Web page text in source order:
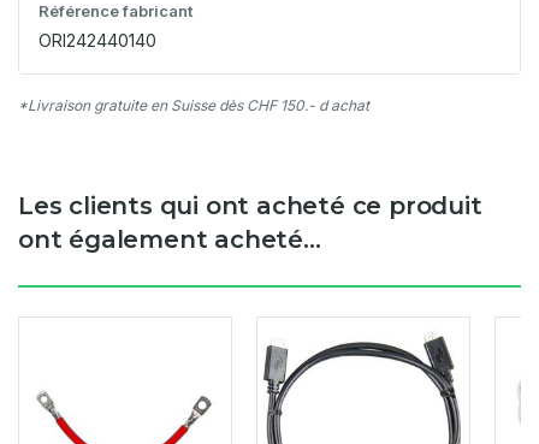
Référence fabricant
ORI242440140
*Livraison gratuite en Suisse dès CHF 150.- d achat
Les clients qui ont acheté ce produit
ont également acheté...